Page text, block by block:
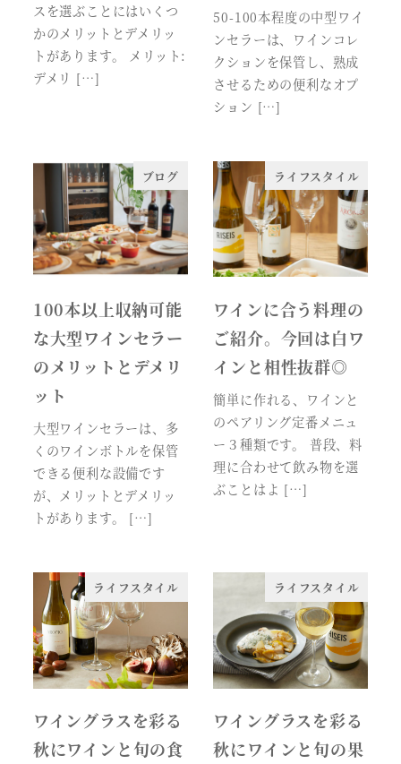
スを選ぶことにはいくつ
かのメリットとデメリッ
トがあります。 メリット:
デメリ […]
50-100本程度の中型ワイ
ンセラーは、ワインコレ
クションを保管し、熟成
させるための便利なオプ
ション […]
ブログ
100本以上収納可能
な大型ワインセラー
のメリットとデメリ
ット
大型ワインセラーは、多
くのワインボトルを保管
できる便利な設備です
が、メリットとデメリッ
トがあります。 […]
ライフスタイル
ワインに合う料理の
ご紹介。今回は白ワ
インと相性抜群◎
簡単に作れる、ワインと
のペアリング定番メニュ
ー３種類です。 普段、料
理に合わせて飲み物を選
ぶことはよ […]
ライフスタイル
ワイングラスを彩る
秋にワインと旬の食
ライフスタイル
ワイングラスを彩る
秋にワインと旬の果